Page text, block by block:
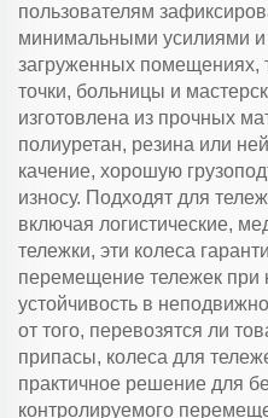
пользователям
минимальными усилиями и
загруженных помещениях,
точки, больницы и
изготовлена из прочных
полиуретан, резина или
качение, хорошую
износу. Подходят для
включая логистические,
тележки, эти колеса
перемещение тележек при
устойчивость в
от того, перевозятся ли
припасы, колеса для
практичное решение для
контролируемого